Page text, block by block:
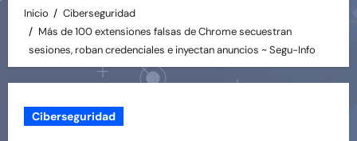
Inicio
Ciberseguridad
Más de 100 extensiones falsas de Chrome secuestran
sesiones, roban credenciales e inyectan anuncios ~ Segu-Info
Ciberseguridad